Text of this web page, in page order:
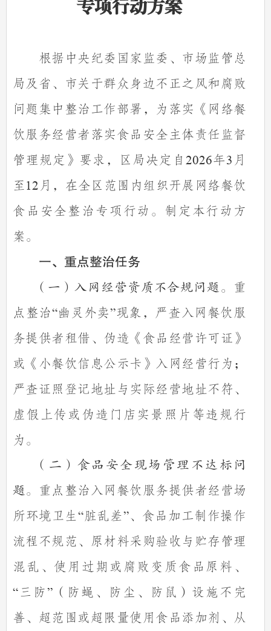
专项行动方案
根据中央纪委国家监委、市场监管总
局及省、市关于群众身边不正之风和腐败
问题集中整治工作部署，为落实《网络餐
饮服务经营者落实食品安全主体责任监督
管理规定》要求，区局决定自 2026年3 月
至12 月，在全区范围内组织开展网络餐饮
食品安全整治专项行动。制定本行动方
案。
一、重点整治任务
（一）入网经营资质不合规问题。 重
点整治“幽灵外卖”现象，严查入网餐饮服
务提供者租借、伪造《食品经营许可证》
或《小餐饮信息公示卡》入网经营行为；
严查证照登记地址与实际经营地址不符、
虚假上传或伪造门店实景照片等违规行
为。
（二）食品安全现场管理不达标问
题。 重点整治入网餐饮服务提供者经营场
所环境卫生“脏乱差”、食品加工制作操作
流程不规范、原材料采购验收与贮存管理
混乱、使用过期或腐败变质食品原料、
“三防”（防蝇、防尘、防鼠）设施不完
善、超范围或超限量使用食品添加剂、从